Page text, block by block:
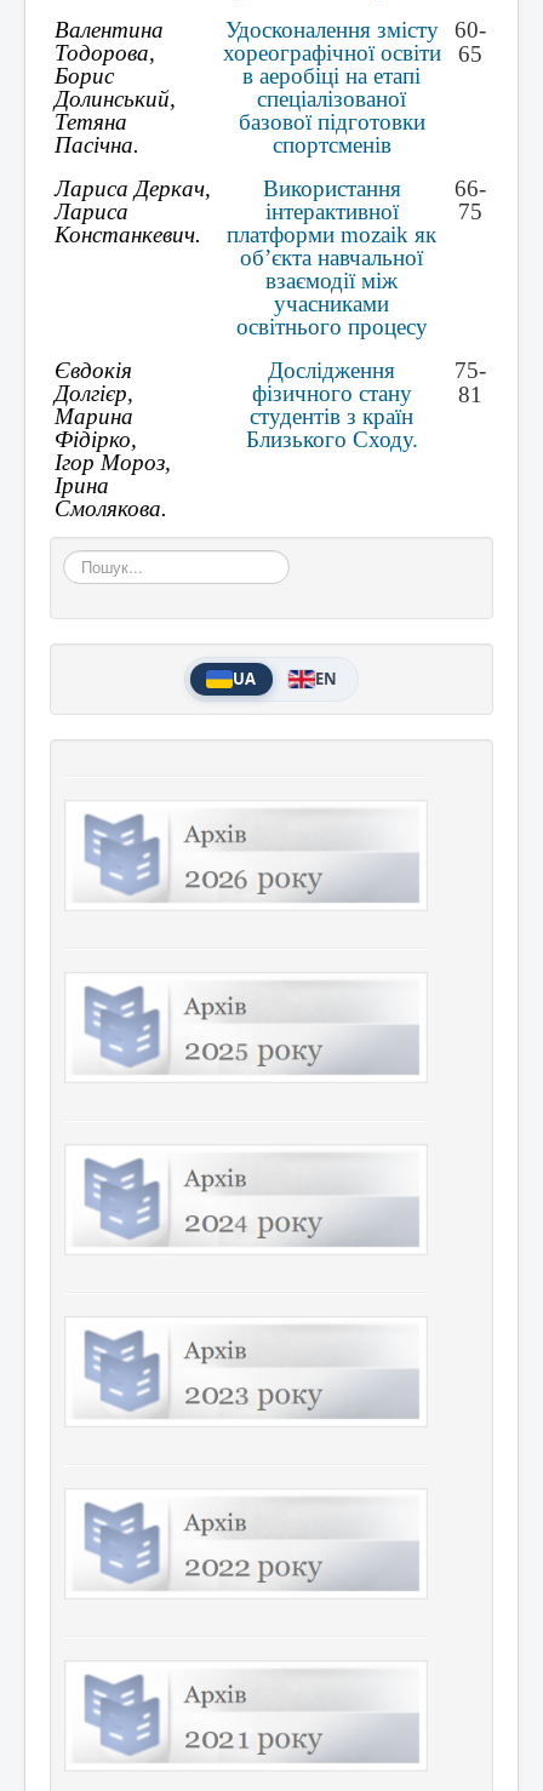
Валентина
Тодорова,
Борис
Долинський,
Тетяна
Пасічна.
Удосконалення змісту
хореографічної освіти
в аеробіці на етапі
спеціалізованої
базової підготовки
спортсменів
60-
65
Лариса Деркач,
Лариса
Констанкевич.
Використання
інтерактивної
платформи mozaik як
об’єкта навчальної
взаємодії між
учасниками
освітнього процесу
66-
75
Євдокія
Долгієр,
Марина
Фідірко,
Ігор Мороз,
Ірина
Смолякова.
Дослідження
фізичного стану
студентів з країн
Близького Сходу.
75-
81
Пошук...
UA EN